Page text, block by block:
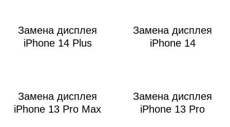
Замена дисплея
iPhone 14 Plus
Замена дисплея
iPhone 14
Замена дисплея
iPhone 13 Pro Max
Замена дисплея
iPhone 13 Pro